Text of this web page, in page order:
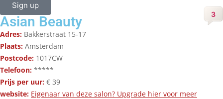
Sign up
Asian Beauty 3
Adres: Bakkerstraat 15-17
Plaats: Amsterdam
Postcode: 1017CW
Telefoon: *****
Prijs per uur: € 39
website: Eigenaar van deze salon? Upgrade hier voor meer